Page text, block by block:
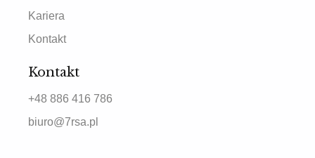
Kariera
Kontakt
Kontakt
+48 886 416 786
biuro@7rsa.pl